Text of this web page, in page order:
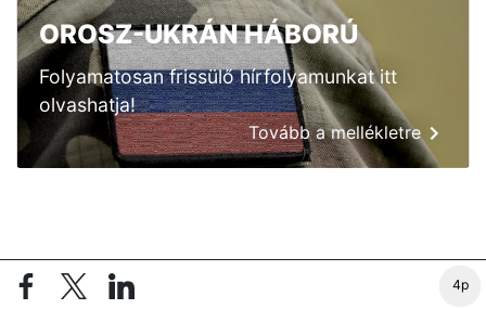
4p
OROSZ-UKRÁN HÁBORÚ
Folyamatosan frissülő hírfolyamunkat itt
olvashatja!
Tovább a mellékletre